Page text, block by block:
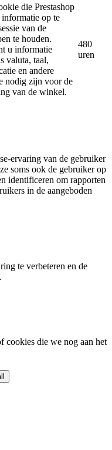
die Prestashop
op te
van de
te houden.
u informatie
valuta, taal,
en andere
nodig zijn voor de
van de winkel.
480
uren
ervaring van de gebruiker
soms ook de gebruiker op
identificeren om rapporten
in de aangeboden
te verbeteren en de
cookies die we nog aan het